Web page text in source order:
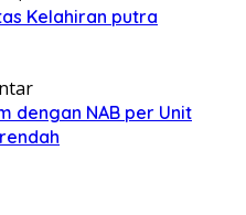
Kelahiran putra
dengan NAB per Unit